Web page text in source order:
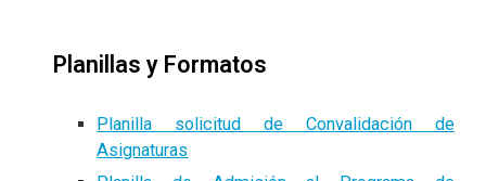
Planillas y Formatos
Planilla solicitud de Convalidación de
Asignaturas